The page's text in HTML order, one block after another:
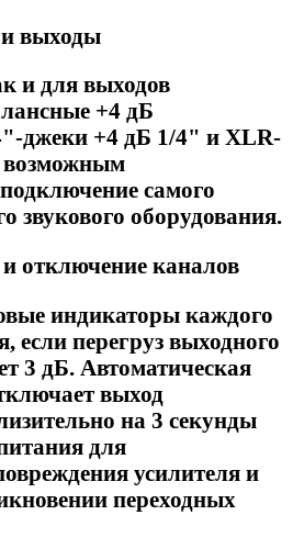
выходы
и для выходов
+4 дБ
джеки +4 дБ 1/4" и XLR-
возможным
самого
звукового оборудования.
отключение каналов
индикаторы каждого
если перегруз выходного
3 дБ. Автоматическая
выход
на 3 секунды
для
усилителя и
переходных